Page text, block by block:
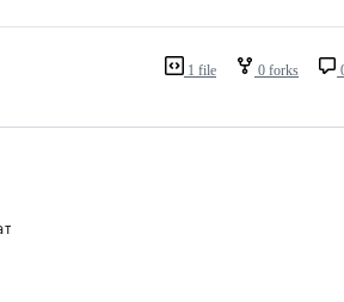
1 file 0 forks